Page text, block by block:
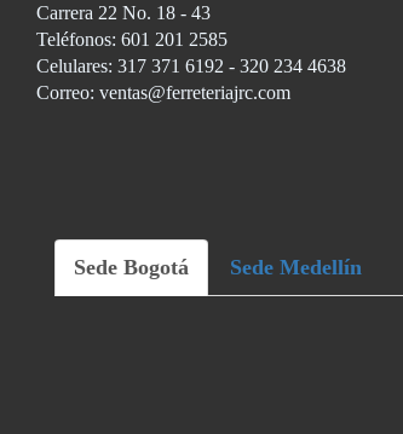
Carrera 22 No. 18 - 43
Teléfonos: 601 201 2585
Celulares: 317 371 6192 - 320 234 4638
Correo: ventas@ferreteriajrc.com
Sede Bogotá Sede Medellín